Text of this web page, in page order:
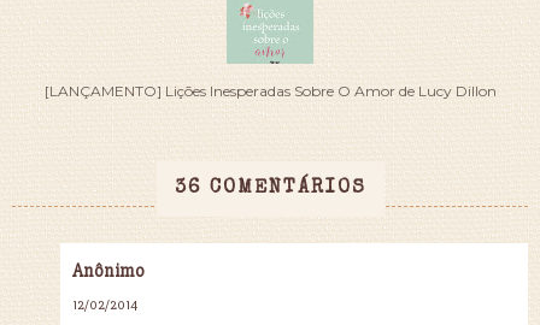
[LANÇAMENTO] Lições Inesperadas Sobre O Amor de Lucy Dillon
36 COMENTÁRIOS
Anônimo
12/02/2014